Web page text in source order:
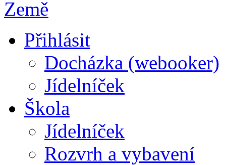
Přihlásit
Docházka (webooker)
Jídelníček
Škola
Jídelníček
Rozvrh a vybavení